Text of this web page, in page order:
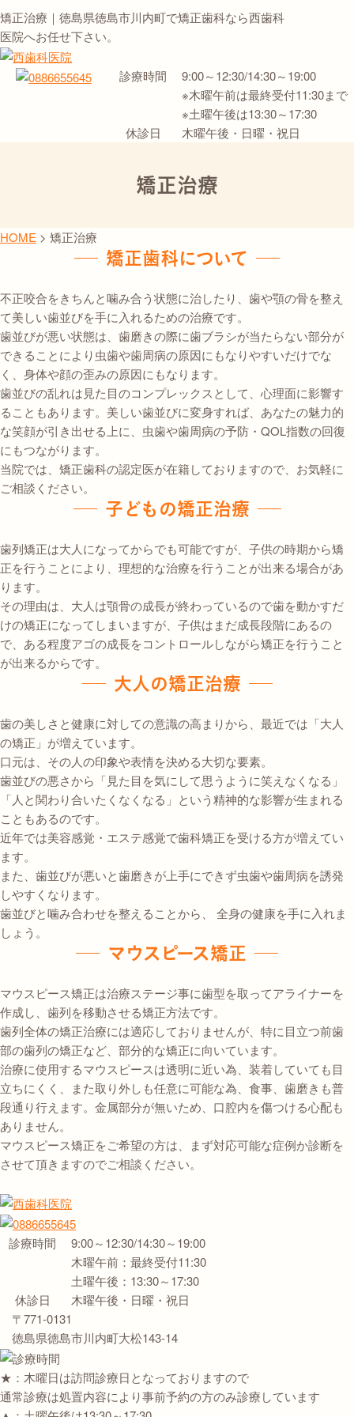
矯正治療｜徳島県徳島市川内町で矯正歯科なら西歯科
医院へお任せ下さい。
診療時間
9:00～12:30/14:30～19:00
※木曜午前は最終受付11:30まで
※土曜午後は13:30～17:30
休診日
木曜午後・日曜・祝日
矯正治療
HOME > 矯正治療
矯正歯科について
不正咬合をきちんと噛み合う状態に治したり、歯や顎の骨を整え
て美しい歯並びを手に入れるための治療です。
歯並びが悪い状態は、歯磨きの際に歯ブラシが当たらない部分が
できることにより虫歯や歯周病の原因にもなりやすいだけでな
く、身体や顔の歪みの原因にもなります。
歯並びの乱れは見た目のコンプレックスとして、心理面に影響す
ることもあります。美しい歯並びに変身すれば、あなたの魅力的
な笑顔が引き出せる上に、虫歯や歯周病の予防・QOL指数の回復
にもつながります。
当院では、矯正歯科の認定医が在籍しておりますので、お気軽に
ご相談ください。
子どもの矯正治療
歯列矯正は大人になってからでも可能ですが、子供の時期から矯
正を行うことにより、理想的な治療を行うことが出来る場合があ
ります。
その理由は、大人は顎骨の成長が終わっているので歯を動かすだ
けの矯正になってしまいますが、子供はまだ成長段階にあるの
で、ある程度アゴの成長をコントロールしながら矯正を行うこと
が出来るからです。
大人の矯正治療
歯の美しさと健康に対しての意識の高まりから、最近では「大人
の矯正」が増えています。
口元は、その人の印象や表情を決める大切な要素。
歯並びの悪さから「見た目を気にして思うように笑えなくなる」
「人と関わり合いたくなくなる」という精神的な影響が生まれる
こともあるのです。
近年では美容感覚・エステ感覚で歯科矯正を受ける方が増えてい
ます。
また、歯並びが悪いと歯磨きが上手にできず虫歯や歯周病を誘発
しやすくなります。
歯並びと噛み合わせを整えることから、 全身の健康を手に入れま
しょう。
マウスピース矯正
マウスピース矯正は治療ステージ事に歯型を取ってアライナーを
作成し、歯列を移動させる矯正方法です。
歯列全体の矯正治療には適応しておりませんが、特に目立つ前歯
部の歯列の矯正など、部分的な矯正に向いています。
治療に使用するマウスピースは透明に近い為、装着していても目
立ちにくく、また取り外しも任意に可能な為、食事、歯磨きも普
段通り行えます。金属部分が無いため、口腔内を傷つける心配も
ありません。
マウスピース矯正をご希望の方は、まず対応可能な症例か診断を
させて頂きますのでご相談ください。
診療時間
9:00～12:30/14:30～19:00
木曜午前：最終受付11:30
土曜午後：13:30～17:30
休診日
木曜午後・日曜・祝日
〒771-0131
徳島県徳島市川内町大松143-14
★： 木曜日は訪問診療日となっておりますので
通常診療は処置内容により事前予約の方のみ診療しています